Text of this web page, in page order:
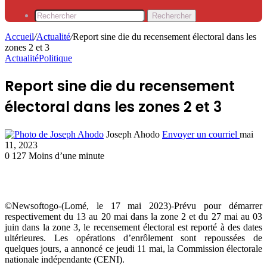
Rechercher
Accueil/Actualité/Report sine die du recensement électoral dans les
zones 2 et 3
ActualitéPolitique
Report sine die du recensement
électoral dans les zones 2 et 3
Joseph Ahodo Envoyer un courriel mai
11, 2023
0 127 Moins d’une minute
©Newsoftogo-(Lomé, le 17 mai 2023)-Prévu pour démarrer
respectivement du 13 au 20 mai dans la zone 2 et du 27 mai au 03
juin dans la zone 3, le recensement électoral est reporté à des dates
ultérieures. Les opérations d’enrôlement sont repoussées de
quelques jours, a annoncé ce jeudi 11 mai, la Commission électorale
nationale indépendante (CENI).